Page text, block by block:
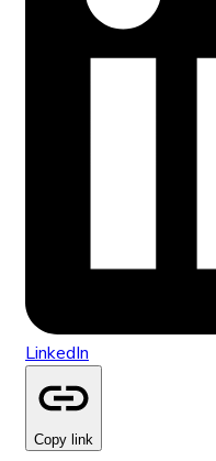
LinkedIn
Copy link